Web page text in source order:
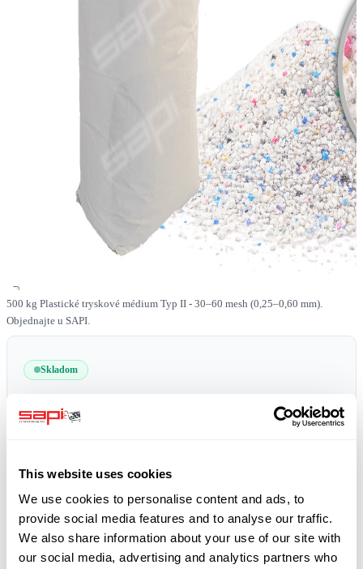
This website uses cookies
We use cookies to personalise content and ads, to
provide social media features and to analyse our traffic.
We also share information about your use of our site with
our social media, advertising and analytics partners who
500 kg Plastické tryskové médium Typ II - 30–60 mesh (0,25–0,60 mm).
Objednajte u SAPI.
Skladom
SKU 0519-PLAST-II-30-60-500